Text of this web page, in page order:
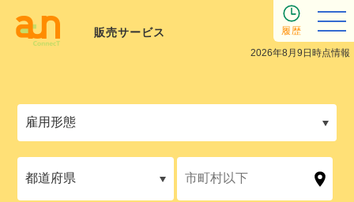
販売サービス
2026年8月9日時点情報
履歴